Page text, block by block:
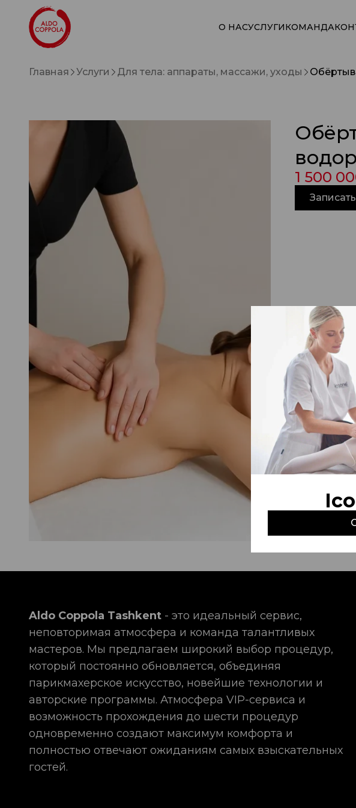
О НАСУСЛУГИКОМАНДА
Главная Услуги Для тела: аппараты, массажи, уходы
1 500
Aldo Coppola Tashkent - это идеальный сервис,
неповторимая атмосфера и команда талантливых
мастеров. Мы предлагаем широкий выбор процедур,
который постоянно обновляется, объединяя
парикмахерское искусство, новейшие технологии и
авторские программы. Атмосфера VIP-сервиса и
возможность прохождения до шести процедур
одновременно создают максимум комфорта и
полностью отвечают ожиданиям самых взыскательных
гостей.